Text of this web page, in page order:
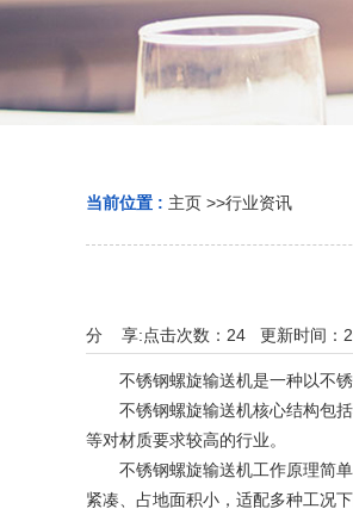
当前位置 : 主页 >>行业资讯
点击次数： 24 更新时间：
分 享:
不锈钢螺旋输送机是一种以不锈
不锈钢螺旋输送机核心结构包括
等对材质要求较高的行业。
不锈钢螺旋输送机工作原理简单
紧凑、占地面积小，适配多种工况下